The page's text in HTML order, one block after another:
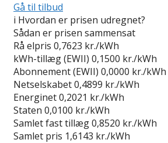
Gå til tilbud
i Hvordan er prisen udregnet?
Sådan er prisen sammensat
Rå elpris 0,7623 kr./kWh
kWh-tillæg (EWII) 0,1500 kr./kWh
Abonnement (EWII) 0,0000 kr./kWh
Netselskabet0,4899 kr./kWh
Energinet0,2021 kr./kWh
Staten 0,0100 kr./kWh
Samlet fast tillæg0,8520 kr./kWh
Samlet pris 1,6143 kr./kWh